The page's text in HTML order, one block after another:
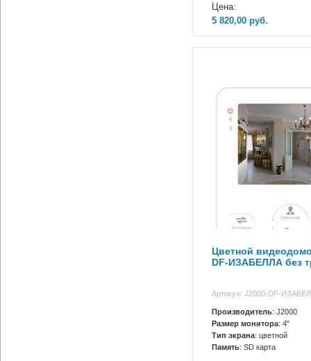
Цена:
5 820,00 руб.
Цветной
DF-ИЗАБЕЛЛА без
Артикул: J2000-DF-
Производитель: J2000
Размер монитора: 4"
Тип экрана: цветной
Память: SD карта